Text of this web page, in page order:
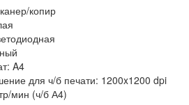
копир
A4
для ч/б печати: 1200x1200 dpi
мин (ч/б А4)